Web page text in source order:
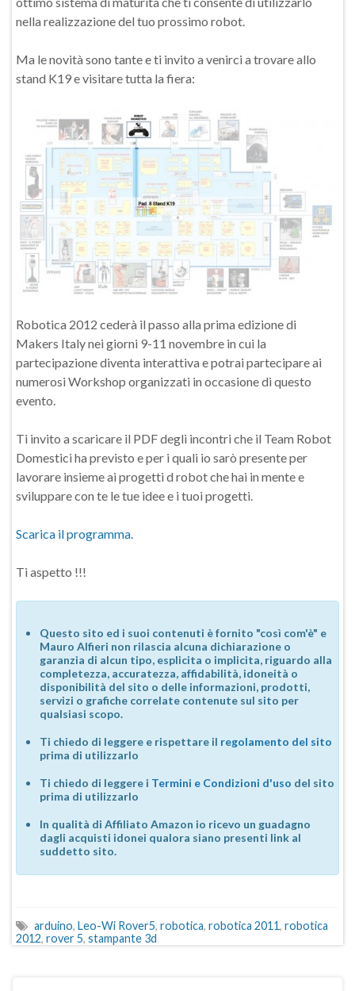
nella realizzazione del tuo prossimo robot.
Ma le novità sono tante e ti invito a venirci a trovare allo
stand K19 e visitare tutta la fiera:
Robotica 2012 cederà il passo alla prima edizione di
Makers Italy nei giorni 9-11 novembre in cui la
partecipazione diventa interattiva e potrai partecipare ai
numerosi Workshop organizzati in occasione di questo
evento.
Ti invito a scaricare il PDF degli incontri che il Team Robot
Domestici ha previsto e per i quali io sarò presente per
lavorare insieme ai progetti d robot che hai in mente e
sviluppare con te le tue idee e i tuoi progetti.
Scarica il programma.
Ti aspetto !!!
Questo sito ed i suoi contenuti è fornito "così com'è" e
Mauro Alfieri non rilascia alcuna dichiarazione o
garanzia di alcun tipo, esplicita o implicita, riguardo alla
completezza, accuratezza, affidabilità, idoneità o
disponibilità del sito o delle informazioni, prodotti,
servizi o grafiche correlate contenute sul sito per
qualsiasi scopo.
Ti chiedo di leggere e rispettare il regolamento del sito
prima di utilizzarlo
Ti chiedo di leggere i Termini e Condizioni d'uso del sito
prima di utilizzarlo
In qualità di Affiliato Amazon io ricevo un guadagno
dagli acquisti idonei qualora siano presenti link al
suddetto sito.
arduino, Leo-Wi Rover5, robotica, robotica 2011, robotica
2012, rover 5, stampante 3d